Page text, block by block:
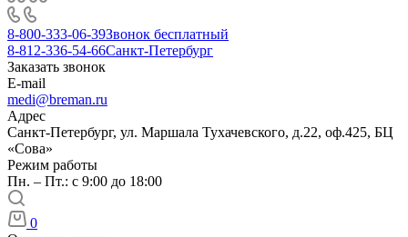
8-800-333-06-39Звонок бесплатный
8-812-336-54-66Санкт-Петербург
Заказать звонок
E-mail
medi@breman.ru
Адрес
Санкт-Петербург, ул. Маршала Тухачевского, д.22, оф.425, БЦ
«Сова»
Режим работы
Пн. – Пт.: с 9:00 до 18:00
0